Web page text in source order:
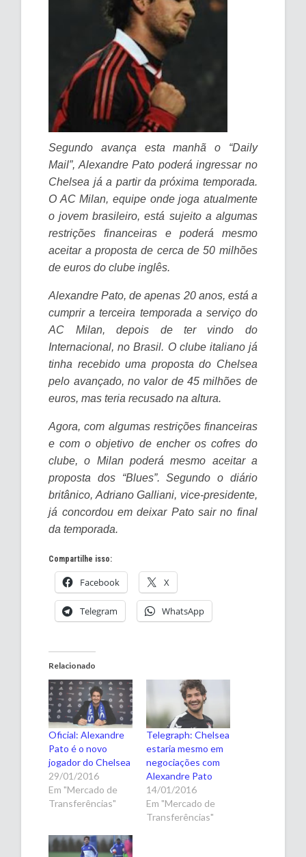
Segundo avança esta manhã o “Daily
Mail”, Alexandre Pato poderá ingressar no
Chelsea já a partir da próxima temporada.
O AC Milan, equipe onde joga atualmente
o jovem brasileiro, está sujeito a algumas
restrições financeiras e poderá mesmo
aceitar a proposta de cerca de 50 milhões
de euros do clube inglês.
Alexandre Pato, de apenas 20 anos, está a
cumprir a terceira temporada a serviço do
AC Milan, depois de ter vindo do
Internacional, no Brasil. O clube italiano já
tinha recebido uma proposta do Chelsea
pelo avançado, no valor de 45 milhões de
euros, mas teria recusado na altura.
Agora, com algumas restrições financeiras
e com o objetivo de encher os cofres do
clube, o Milan poderá mesmo aceitar a
proposta dos “Blues”. Segundo o diário
britânico, Adriano Galliani, vice-presidente,
já concordou em deixar Pato sair no final
da temporada.
Compartilhe isso:
Facebook X
Telegram WhatsApp
Relacionado
Oficial: Alexandre
Pato é o novo
jogador do Chelsea
29/01/2016
Em "Mercado de
Transferências"
Telegraph: Chelsea
estaria mesmo em
negociações com
Alexandre Pato
14/01/2016
Em "Mercado de
Transferências"